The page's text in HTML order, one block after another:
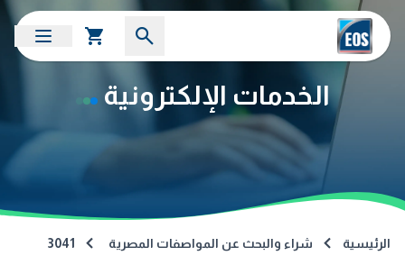
الخدمات الإلكترونية
الرئيسية شراء والبحث عن المواصفات المصرية 3041